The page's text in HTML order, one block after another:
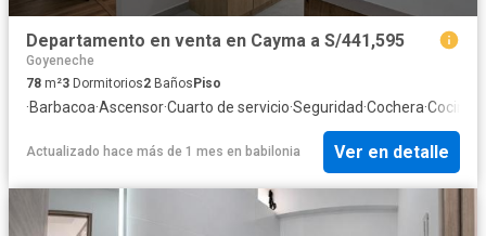
Departamento en venta en Cayma a S/441,595
Goyeneche
78 m²3 Dormitorios2 Baños Piso
·Barbacoa·Ascensor·Cuarto de servicio·Seguridad·Cochera·Cocina
Actualizado hace más de 1 mes en babilonia Ver en detalle